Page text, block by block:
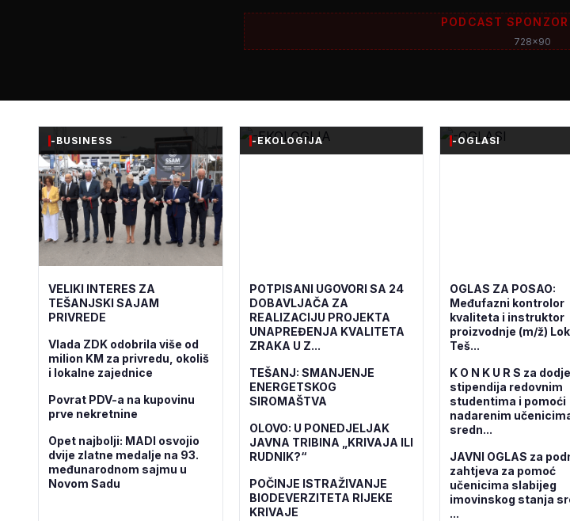
PODCAST
728x90
-BUSINESS
VELIKI INTERES ZA
TEŠANJSKI SAJAM
PRIVREDE
Vlada ZDK odobrila više od
milion KM za privredu, okoliš
i lokalne zajednice
Povrat PDV-a na kupovinu
prve nekretnine
Opet najbolji: MADI osvojio
dvije zlatne medalje na 93.
međunarodnom sajmu u
Novom Sadu
-EKOLOGIJA
POTPISANI UGOVORI SA 24
DOBAVLJAČA ZA
REALIZACIJU PROJEKTA
UNAPREĐENJA KVALITETA
ZRAKA U Z...
TEŠANJ: SMANJENJE
ENERGETSKOG
SIROMAŠTVA
OLOVO: U PONEDJELJAK
JAVNA TRIBINA „KRIVAJA ILI
RUDNIK?“
POČINJE ISTRAŽIVANJE
BIODEVERZITETA RIJEKE
KRIVAJE
-OGLASI
OGLAS ZA POSAO:
Međufazni kontrolor
kvaliteta i instruktor
proizvodnje (m/ž)
Teš...
K O N K U R S za
stipendija redovnim
studentima i pomoći
nadarenim
sredn...
JAVNI OGLAS za
zahtjeva za pomoć
učenicima slabijeg
imovinskog stanja
...